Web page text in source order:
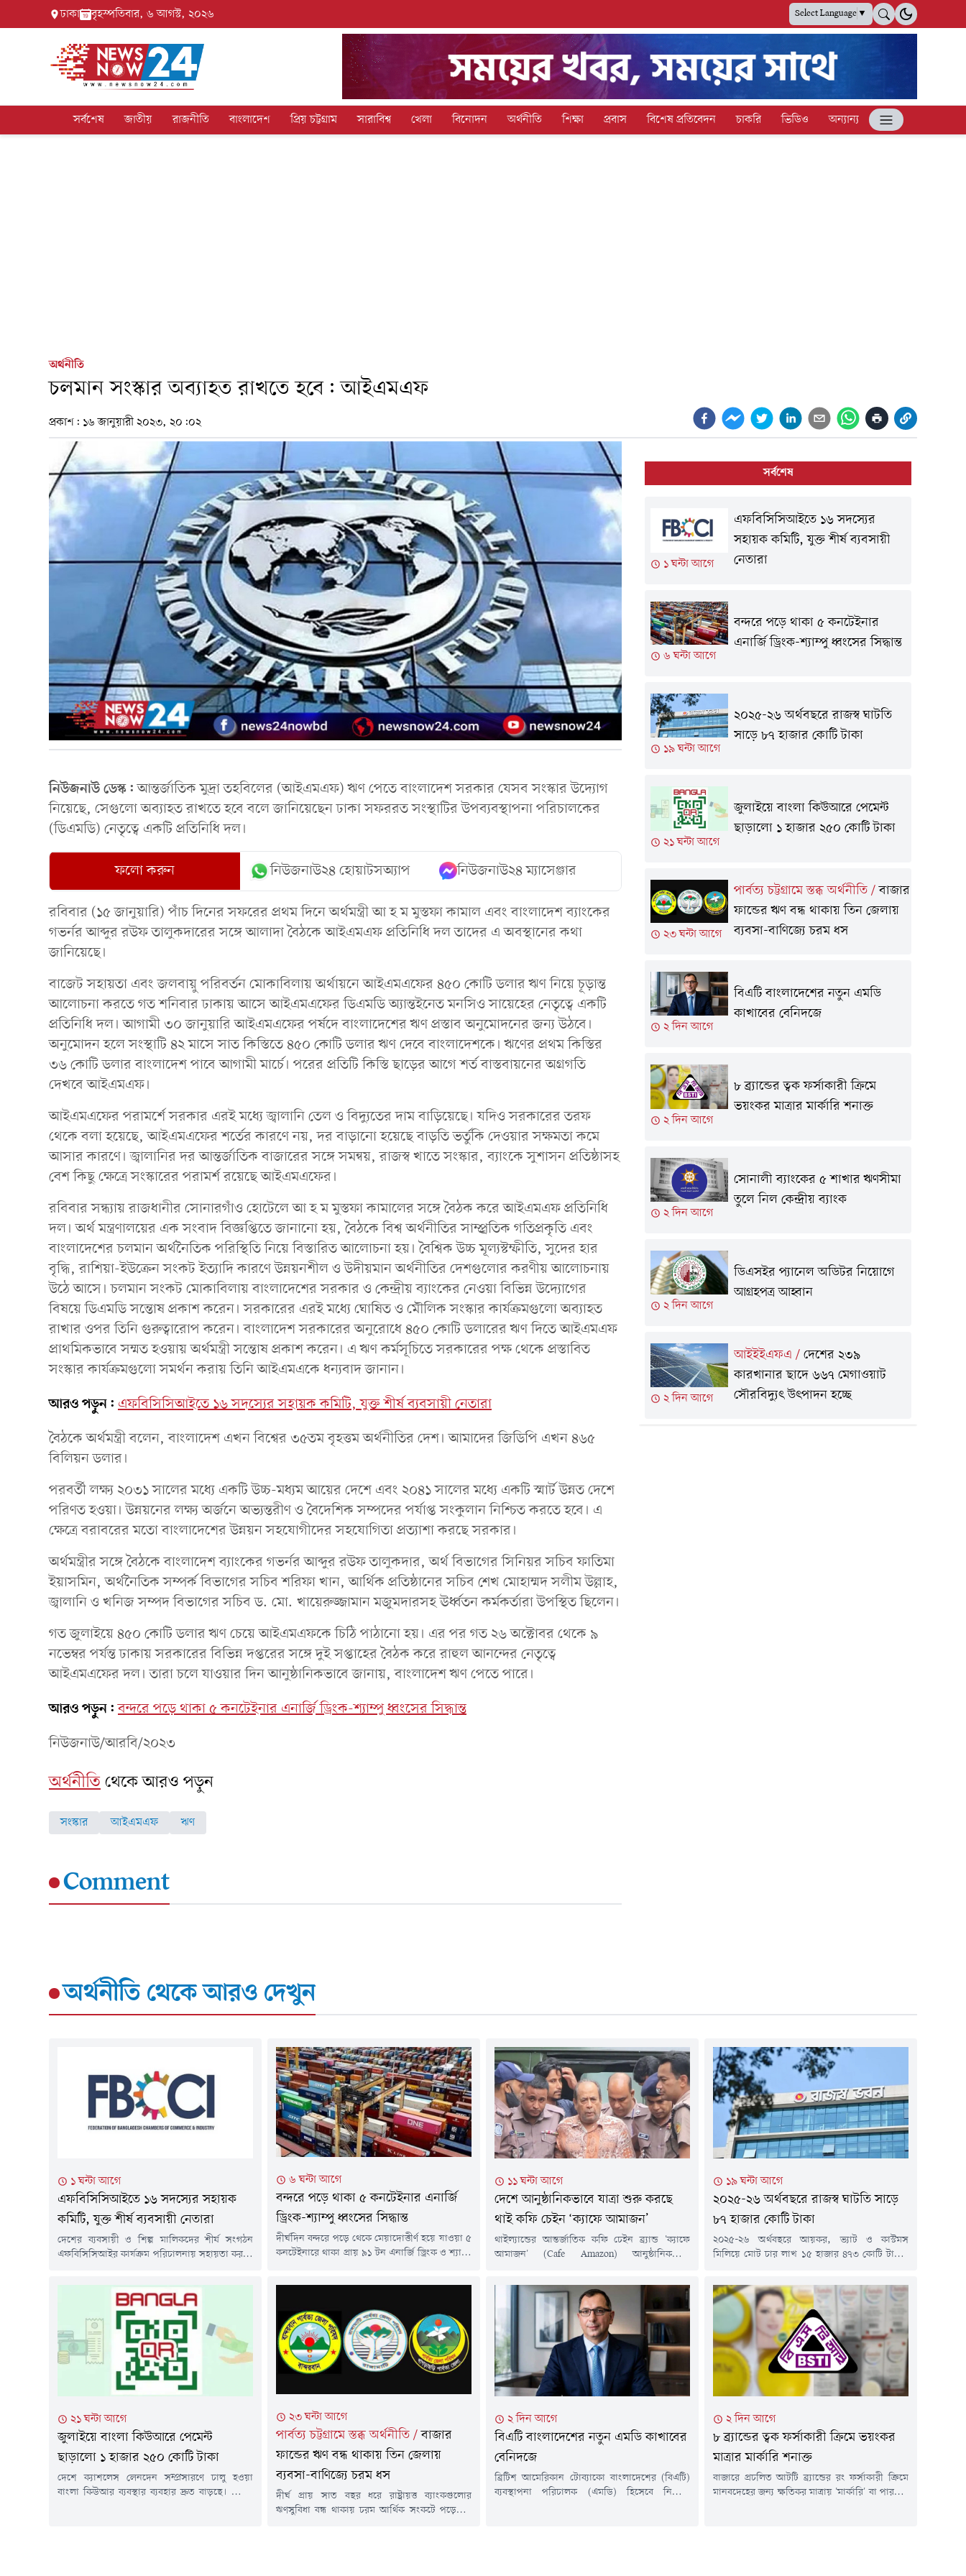
ঢাকা বৃহস্পতিবার, ৬ আগস্ট, ২০২৬ Select Language▼
সর্বশেষ জাতীয় রাজনীতি বাংলাদেশ প্রিয় চট্টগ্রাম সারাবিশ্ব খেলা বিনোদন অর্থনীতি শিক্ষা প্রবাস বিশেষ প্রতিবেদন চাকরি ভিডিও অন্যান্য
অর্থনীতি
চলমান সংস্কার অব্যাহত রাখতে হবে: আইএমএফ
প্রকাশ: ১৬ জানুয়ারী ২০২৩, ২০:০২
নিউজনাউ ডেস্ক:আন্তর্জাতিক মুদ্রা তহবিলের (আইএমএফ) ঋণ পেতে বাংলাদেশ সরকার যেসব সংস্কার উদ্যোগ
নিয়েছে, সেগুলো অব্যাহত রাখতে হবে বলে জানিয়েছেন ঢাকা সফররত সংস্থাটির উপব্যবস্থাপনা পরিচালকের
(ডিএমডি) নেতৃত্বে একটি প্রতিনিধি দল।
ফলো করুন নিউজনাউ২৪ হোয়াটসঅ্যাপ নিউজনাউ২৪ ম্যাসেঞ্জার
রবিবার (১৫ জানুয়ারি) পাঁচ দিনের সফরের প্রথম দিনে অর্থমন্ত্রী আ হ ম মুস্তফা কামাল এবং বাংলাদেশ ব্যাংকের
গভর্নর আব্দুর রউফ তালুকদারের সঙ্গে আলাদা বৈঠকে আইএমএফ প্রতিনিধি দল তাদের এ অবস্থানের কথা
জানিয়েছে।
বাজেট সহায়তা এবং জলবায়ু পরিবর্তন মোকাবিলায় অর্থায়নে আইএমএফের ৪৫০ কোটি ডলার ঋণ নিয়ে চূড়ান্ত
আলোচনা করতে গত শনিবার ঢাকায় আসে আইএমএফের ডিএমডি অ্যান্তইনেত মনসিও সায়েহের নেতৃত্বে একটি
প্রতিনিধি দল। আগামী ৩০ জানুয়ারি আইএমএফের পর্ষদে বাংলাদেশের ঋণ প্রস্তাব অনুমোদনের জন্য উঠবে।
অনুমোদন হলে সংস্থাটি ৪২ মাসে সাত কিস্তিতে ৪৫০ কোটি ডলার ঋণ দেবে বাংলাদেশকে। ঋণের প্রথম কিস্তির
৩৬ কোটি ডলার বাংলাদেশ পাবে আগামী মার্চে। পরের প্রতিটি কিস্তি ছাড়ের আগে শর্ত বাস্তবায়নের অগ্রগতি
দেখবে আইএমএফ।
আইএমএফের পরামর্শে সরকার এরই মধ্যে জ্বালানি তেল ও বিদ্যুতের দাম বাড়িয়েছে। যদিও সরকারের তরফ
থেকে বলা হয়েছে, আইএমএফের শর্তের কারণে নয়, দর বাড়ানো হয়েছে বাড়তি ভর্তুকি দেওয়ার সক্ষমতা কমে
আসার কারণে। জ্বালানির দর আন্তর্জাতিক বাজারের সঙ্গে সমন্বয়, রাজস্ব খাতে সংস্কার, ব্যাংকে সুশাসন প্রতিষ্ঠাসহ
বেশ কিছু ক্ষেত্রে সংস্কারের পরামর্শ রয়েছে আইএমএফের।
রবিবার সন্ধ্যায় রাজধানীর সোনারগাঁও হোটেলে আ হ ম মুস্তফা কামালের সঙ্গে বৈঠক করে আইএমএফ প্রতিনিধি
দল। অর্থ মন্ত্রণালয়ের এক সংবাদ বিজ্ঞপ্তিতে জানানো হয়, বৈঠকে বিশ্ব অর্থনীতির সাম্প্র্রতিক গতিপ্রকৃতি এবং
বাংলাদেশের চলমান অর্থনৈতিক পরিস্থিতি নিয়ে বিস্তারিত আলোচনা হয়। বৈশ্বিক উচ্চ মূল্যস্টম্ফীতি, সুদের হার
বৃদ্ধি, রাশিয়া-ইউক্রেন সংকট ইত্যাদি কারণে উন্নয়নশীল ও উদীয়মান অর্থনীতির দেশগুলোর করণীয় আলোচনায়
উঠে আসে। চলমান সংকট মোকাবিলায় বাংলাদেশের সরকার ও কেন্দ্রীয় ব্যাংকের নেওয়া বিভিন্ন উদ্যোগের
বিষয়ে ডিএমডি সন্তোষ প্রকাশ করেন। সরকারের এরই মধ্যে ঘোষিত ও মৌলিক সংস্কার কার্যক্রমগুলো অব্যাহত
রাখার ওপর তিনি গুরুত্বারোপ করেন। বাংলাদেশ সরকারের অনুরোধে ৪৫০ কোটি ডলারের ঋণ দিতে আইএমএফ
প্রাথমিকভাবে সম্মত হওয়ায় অর্থমন্ত্রী সন্তোষ প্রকাশ করেন। এ ঋণ কর্মসূচিতে সরকারের পক্ষ থেকে প্রস্তাবিত
সংস্কার কার্যক্রমগুলো সমর্থন করায় তিনি আইএমএকে ধন্যবাদ জানান।
আরও পড়ুন: এফবিসিসিআইতে ১৬ সদস্যের সহায়ক কমিটি, যুক্ত শীর্ষ ব্যবসায়ী নেতারা
বৈঠকে অর্থমন্ত্রী বলেন, বাংলাদেশ এখন বিশ্বের ৩৫তম বৃহত্তম অর্থনীতির দেশ। আমাদের জিডিপি এখন ৪৬৫
বিলিয়ন ডলার।
পরবর্তী লক্ষ্য ২০৩১ সালের মধ্যে একটি উচ্চ-মধ্যম আয়ের দেশে এবং ২০৪১ সালের মধ্যে একটি স্মার্ট উন্নত দেশে
পরিণত হওয়া। উন্নয়নের লক্ষ্য অর্জনে অভ্যন্তরীণ ও বৈদেশিক সম্পদের পর্যাপ্ত সংকুলান নিশ্চিত করতে হবে। এ
ক্ষেত্রে বরাবরের মতো বাংলাদেশের উন্নয়ন সহযোগীদের সহযোগিতা প্রত্যাশা করছে সরকার।
অর্থমন্ত্রীর সঙ্গে বৈঠকে বাংলাদেশ ব্যাংকের গভর্নর আব্দুর রউফ তালুকদার, অর্থ বিভাগের সিনিয়র সচিব ফাতিমা
ইয়াসমিন, অর্থনৈতিক সম্পর্ক বিভাগের সচিব শরিফা খান, আর্থিক প্রতিষ্ঠানের সচিব শেখ মোহাম্মদ সলীম উল্লাহ,
জ্বালানি ও খনিজ সম্পদ বিভাগের সচিব ড. মো. খায়েরুজ্জামান মজুমদারসহ ঊর্ধ্বতন কর্মকর্তারা উপস্থিত ছিলেন।
গত জুলাইয়ে ৪৫০ কোটি ডলার ঋণ চেয়ে আইএমএফকে চিঠি পাঠানো হয়। এর পর গত ২৬ অক্টোবর থেকে ৯
নভেম্বর পর্যন্ত ঢাকায় সরকারের বিভিন্ন দপ্তরের সঙ্গে দুই সপ্তাহের বৈঠক করে রাহুল আনন্দের নেতৃত্বে
আইএমএফের দল। তারা চলে যাওয়ার দিন আনুষ্ঠানিকভাবে জানায়, বাংলাদেশ ঋণ পেতে পারে।
আরও পড়ুন: বন্দরে পড়ে থাকা ৫ কনটেইনার এনার্জি ড্রিংক-শ্যাম্পু ধ্বংসের সিদ্ধান্ত
নিউজনাউ/আরবি/২০২৩
অর্থনীতিথেকে আরও পড়ুন
সংস্কার আইএমএফ ঋণ
Comment
সর্বশেষ
১ ঘন্টা আগে
এফবিসিসিআইতে ১৬ সদস্যের
সহায়ক কমিটি, যুক্ত শীর্ষ ব্যবসায়ী
নেতারা
৬ ঘন্টা আগে
বন্দরে পড়ে থাকা ৫ কনটেইনার
এনার্জি ড্রিংক-শ্যাম্পু ধ্বংসের সিদ্ধান্ত
১৯ ঘন্টা আগে
২০২৫-২৬ অর্থবছরে রাজস্ব ঘাটতি
সাড়ে ৮৭ হাজার কোটি টাকা
২১ ঘন্টা আগে
জুলাইয়ে বাংলা কিউআরে পেমেন্ট
ছাড়ালো ১ হাজার ২৫০ কোটি টাকা
২৩ ঘন্টা আগে
পার্বত্য চট্টগ্রামে স্তব্ধ অর্থনীতি/বাজার
ফান্ডের ঋণ বন্ধ থাকায় তিন জেলায়
ব্যবসা-বাণিজ্যে চরম ধস
২ দিন আগে
বিএটি বাংলাদেশের নতুন এমডি
কাখাবের বেনিদজে
২ দিন আগে
৮ ব্র্যান্ডের ত্বক ফর্সাকারী ক্রিমে
ভয়ংকর মাত্রার মার্কারি শনাক্ত
২ দিন আগে
সোনালী ব্যাংকের ৫ শাখার ঋণসীমা
তুলে নিল কেন্দ্রীয় ব্যাংক
২ দিন আগে
ডিএসইর প্যানেল অডিটর নিয়োগে
আগ্রহপত্র আহ্বান
২ দিন আগে
আইইইএফএ / দেশের ২৩৯
কারখানার ছাদে ৬৬৭ মেগাওয়াট
সৌরবিদ্যুৎ উৎপাদন হচ্ছে
অর্থনীতি থেকে আরও দেখুন
১ ঘন্টা আগে
এফবিসিসিআইতে ১৬ সদস্যের সহায়ক
কমিটি, যুক্ত শীর্ষ ব্যবসায়ী নেতারা
দেশের ব্যবসায়ী ও শিল্প মালিকদের শীর্ষ সংগঠন
এফবিসিসিআইর কার্যক্রম পরিচালনায় সহায়তা করতে
কমিটিতে দেশের সাতটি চেম্বার এবং নয়টি ব্যবসায়ী
সংগঠনের প্রতিনিধিদের অন্তর্ভুক্ত করা হয়েছে। গত
মঙ্গলবার এফবিসিসিআইর প্রশাসক মো. ফজলুল হক
এক অফিস স্মারকের মাধ্যমে কমিটি গঠনের বিষয়টি
নিশ্চিত করেন।অফিস স্মারকে জানানো...
৬ ঘন্টা আগে
বন্দরে পড়ে থাকা ৫ কনটেইনার এনার্জি
ড্রিংক-শ্যাম্পু ধ্বংসের সিদ্ধান্ত
দীর্ঘদিন বন্দরে পড়ে থেকে মেয়াদোত্তীর্ণ হয়ে যাওয়া ৫
কনটেইনারে থাকা প্রায় ৯১ টন এনার্জি ড্রিংক ও শ্যাম্পু
ধ্বংসের সিদ্ধান্ত নেওয়া হয়েছে।বৃহস্পতিবার(৬
আগস্ট) চট্টগ্রাম কাস্টমসের অকশন শেডে বুলডোজারের
মাধ্যমে...
১১ ঘন্টা আগে
দেশে আনুষ্ঠানিকভাবে যাত্রা শুরু করছে
থাই কফি চেইন ‘ক্যাফে আমাজন’
থাইল্যান্ডের আন্তর্জাতিক কফি চেইন ব্র্যান্ড 'ক্যাফে
আমাজন' (Cafe Amazon) আনুষ্ঠানিকভাবে
যাচ্ছে। এ উপলক্ষে বসুন্ধরা গ্রুপের তত্ত্বাবধানে
আগামীকাল (৬ আগস্ট) ঢাকার দুটি পৃথক ভেন্যুতে
দিনব্যাপী উদ্বোধনী অনুষ্ঠানের আয়োজন করা হয়েছে।​
উদ্বোধনী দিনের প্রথম পর্ব সকাল ১১টা ২০ মিনিটে
বসুন্ধরা আবাসিক এলাকায় অবস্থিত 'ক্যাফে
আমাজন'-এর 'ফ্ল্যাগশিপ স্টোর'-এ...
১৯ ঘন্টা আগে
২০২৫-২৬ অর্থবছরে রাজস্ব ঘাটতি সাড়ে
৮৭ হাজার কোটি টাকা
২০২৫-২৬ অর্থবছরে আয়কর, ভ্যাট ও কাস্টমস
মিলিয়ে মোট চার লাখ ১৫ হাজার ৪৭৩ কোটি টাকার
(এনবিআর)।প্রবৃদ্ধি ১২ শতাংশ হলেও চূড়ান্ত হিসাবে
রাজস্ব ঘাটতি দাঁড়িয়েছে প্রায় ৮৭ হাজার ৫২৭ কোটি
টাকা, যেখানে লক্ষ্যমাত্রা ছিল ৫ লাখ ৩ হাজার কোটি
টাকা।যদিও গত ১২ জুলাই জাতীয় সংসদে...
২১ ঘন্টা আগে
জুলাইয়ে বাংলা কিউআরে পেমেন্ট
ছাড়ালো ১ হাজার ২৫০ কোটি টাকা
দেশে ক্যাশলেস লেনদেন সম্প্রসারণে চালু হওয়া
বাংলা কিউআর ব্যবস্থার ব্যবহার দ্রুত বাড়ছে। ব্যাংক
২৩ ঘন্টা আগে
পার্বত্য চট্টগ্রামে স্তব্ধ অর্থনীতি /বাজার
ফান্ডের ঋণ বন্ধ থাকায় তিন জেলায়
ব্যবসা-বাণিজ্যে চরম ধস
দীর্ঘ প্রায় সাত বছর ধরে রাষ্ট্রায়ত্ত ব্যাংকগুলোর
ঋণসুবিধা বন্ধ থাকায় চরম আর্থিক সংকটে পড়েছেন
২ দিন আগে
বিএটি বাংলাদেশের নতুন এমডি কাখাবের
বেনিদজে
ব্রিটিশ আমেরিকান টোব্যাকো বাংলাদেশের (বিএটি)
ব্যবস্থাপনা পরিচালক (এমডি) হিসেবে নিয়োগ
২ দিন আগে
৮ ব্র্যান্ডের ত্বক ফর্সাকারী ক্রিমে ভয়ংকর
মাত্রার মার্কারি শনাক্ত
বাজারে প্রচলিত আটটি ব্র্যান্ডের রং ফর্সাকারী ক্রিমে
মানবদেহের জন্য ক্ষতিকর মাত্রায় 'মার্কারি' বা পারদের